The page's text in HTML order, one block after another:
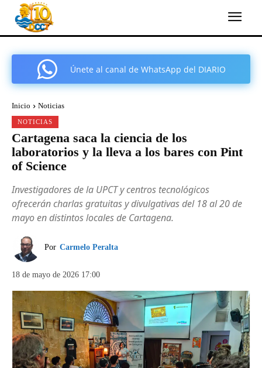
Únete al canal de WhatsApp del DIARIO
Inicio Noticias
NOTICIAS
Cartagena saca la ciencia de los
laboratorios y la lleva a los bares con Pint
of Science
Investigadores de la UPCT y centros tecnológicos
ofrecerán charlas gratuitas y divulgativas del 18 al 20 de
mayo en distintos locales de Cartagena.
Por Carmelo Peralta
18 de mayo de 2026 17:00